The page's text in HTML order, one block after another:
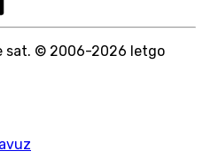
sat. © 2006-2026 letgo